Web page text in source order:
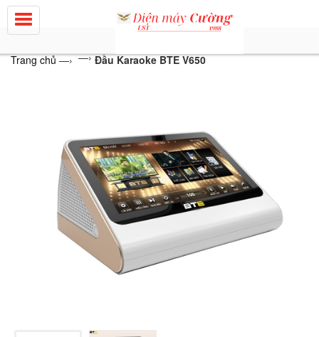
Trang chủ—› —› Đầu Karaoke BTE V650